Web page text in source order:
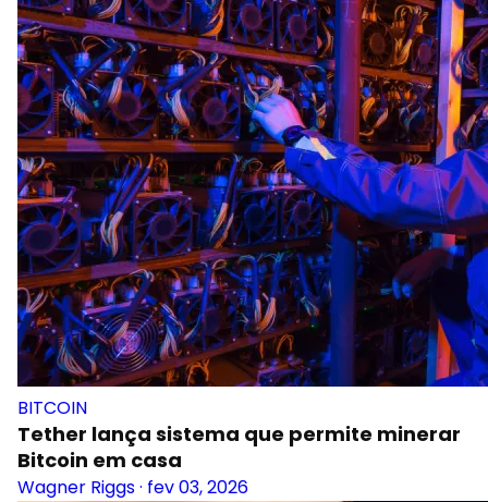
BITCOIN
Tether lança sistema que permite minerar
Bitcoin em casa
Wagner Riggs· fev 03, 2026